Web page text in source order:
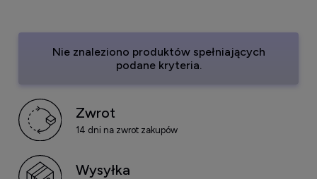
Nie znaleziono produktów spełniających
podane kryteria.
Zwrot
14 dni na zwrot zakupów
Wysyłka